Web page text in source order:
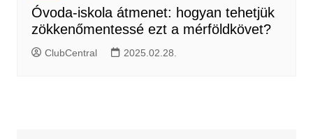
Óvoda-iskola átmenet: hogyan tehetjük
zökkenőmentessé ezt a mérföldkövet?
ClubCentral 2025.02.28.